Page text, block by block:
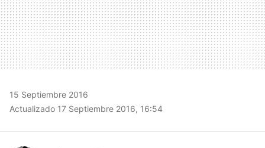
15 Septiembre 2016
Actualizado 17 Septiembre 2016, 16:54